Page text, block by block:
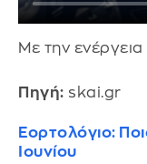
Με την ενέργεια
Πηγή: skai.gr
Εορτολόγιο:
Ιουνίου